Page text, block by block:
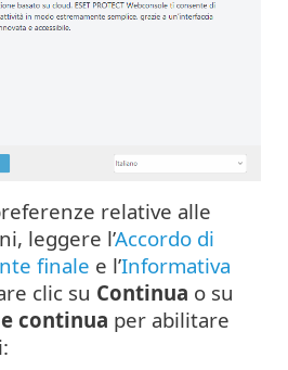
relative alle
leggere l’Accordo di
finale e l’Informativa
clic su Continua o su
continua per abilitare